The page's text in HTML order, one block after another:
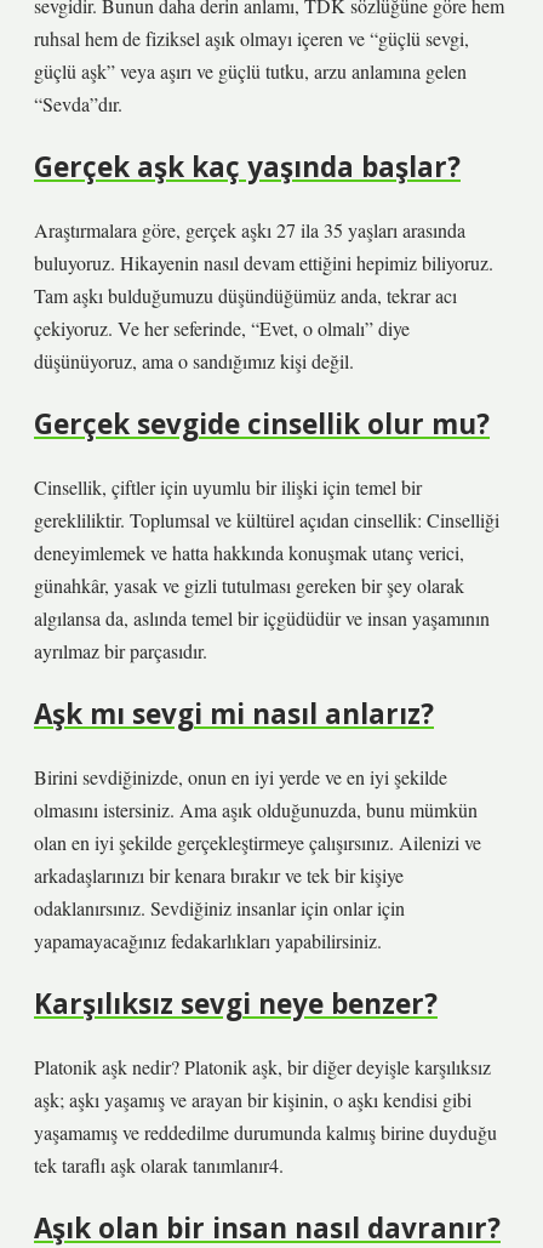
sevgidir. Bunun daha derin anlamı, TDK sözlüğüne göre hem
ruhsal hem de fiziksel aşık olmayı içeren ve “güçlü sevgi,
güçlü aşk” veya aşırı ve güçlü tutku, arzu anlamına gelen
“Sevda”dır.
Gerçek aşk kaç yaşında başlar?
Araştırmalara göre, gerçek aşkı 27 ila 35 yaşları arasında
buluyoruz. Hikayenin nasıl devam ettiğini hepimiz biliyoruz.
Tam aşkı bulduğumuzu düşündüğümüz anda, tekrar acı
çekiyoruz. Ve her seferinde, “Evet, o olmalı” diye
düşünüyoruz, ama o sandığımız kişi değil.
Gerçek sevgide cinsellik olur mu?
Cinsellik, çiftler için uyumlu bir ilişki için temel bir
gerekliliktir. Toplumsal ve kültürel açıdan cinsellik: Cinselliği
deneyimlemek ve hatta hakkında konuşmak utanç verici,
günahkâr, yasak ve gizli tutulması gereken bir şey olarak
algılansa da, aslında temel bir içgüdüdür ve insan yaşamının
ayrılmaz bir parçasıdır.
Aşk mı sevgi mi nasıl anlarız?
Birini sevdiğinizde, onun en iyi yerde ve en iyi şekilde
olmasını istersiniz. Ama aşık olduğunuzda, bunu mümkün
olan en iyi şekilde gerçekleştirmeye çalışırsınız. Ailenizi ve
arkadaşlarınızı bir kenara bırakır ve tek bir kişiye
odaklanırsınız. Sevdiğiniz insanlar için onlar için
yapamayacağınız fedakarlıkları yapabilirsiniz.
Karşılıksız sevgi neye benzer?
Platonik aşk nedir? Platonik aşk, bir diğer deyişle karşılıksız
aşk; aşkı yaşamış ve arayan bir kişinin, o aşkı kendisi gibi
yaşamamış ve reddedilme durumunda kalmış birine duyduğu
tek taraflı aşk olarak tanımlanır4.
Aşık olan bir insan nasıl davranır?